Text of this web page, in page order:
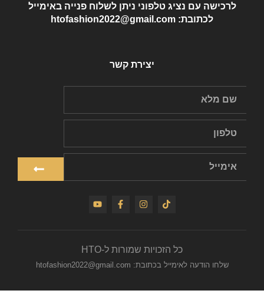
לרכישה עם נציג טלפוני ניתן לשלוח פנייה באימייל
לכתובת: htofashion2022@gmail.com
יצירת קשר
כל הזכויות שמורות ל-HTO
שלחו הודעה לאימייל בכתובת: htofashion2022@gmail.com